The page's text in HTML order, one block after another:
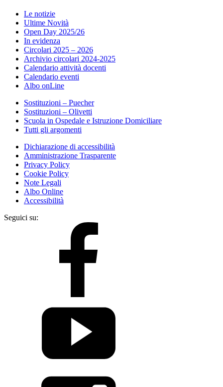
Le notizie
Ultime Novità
Open Day 2025/26
In evidenza
Circolari 2025 – 2026
Archivio circolari 2024-2025
Calendario attività docenti
Calendario eventi
Albo onLine
Sostituzioni – Puecher
Sostituzioni – Olivetti
Scuola in Ospedale e Istruzione Domiciliare
Tutti gli argomenti
Dichiarazione di accessibilità
Amministrazione Trasparente
Privacy Policy
Cookie Policy
Note Legali
Albo Online
Accessibilità
Seguici su: